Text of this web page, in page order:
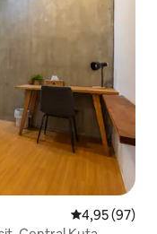
Средна
4,95 (97)